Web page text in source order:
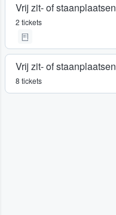
Vrij zit- of staanplaatsen
2 tickets
Vrij zit- of staanplaatsen
8 tickets